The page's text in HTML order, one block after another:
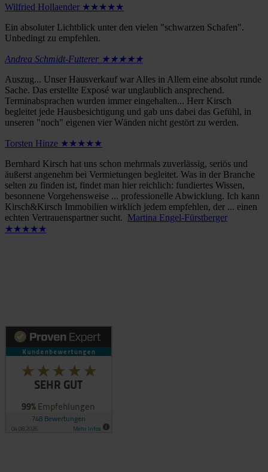
Wilfried Hollaender ★★★★★
Ein absoluter Lichtblick unter den vielen "schwarzen Schafen".
Unbedingt zu empfehlen.
Andrea Schmidt-Futterer ★★★★★
Auszug... Unser Hausverkauf war Alles in Allem eine absolut runde
Sache. Das erstellte Exposé war unglaublich ansprechend.
Terminabsprachen wurden immer eingehalten... Herr Kirsch
begleitet jede Hausbesichtigung und gab uns dabei das Gefühl, in
unseren "noch" eigenen vier Wänden nicht gestört zu werden.
Torsten Hinze ★★★★★
Bernhard Kirsch hat uns schon mehrmals zuverlässig, seriös und
äußerst angenehm bei Vermietungen begleitet. Was in der Branche
selten zu finden ist, findet man hier reichlich: fundiertes Wissen,
besonnene Vorgehensweise ... professionelle Abwicklung. Ich kann
Kirsch&Kirsch Immobilien wirklich jedem empfehlen, der ... einen
echten Vertrauenspartner sucht. Martina Engel-Fürstberger
★★★★★